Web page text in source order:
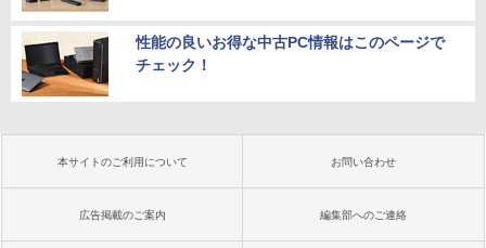
性能の良いお得な中古PC情報はこのページで
チェック！
本サイトのご利用について お問い合わせ
広告掲載のご案内 編集部へのご連絡